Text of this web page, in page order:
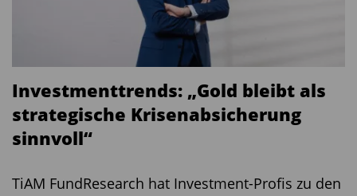
Investmenttrends: „Gold bleibt als
strategische Krisenabsicherung
sinnvoll“
TiAM FundResearch hat Investment-Profis zu den